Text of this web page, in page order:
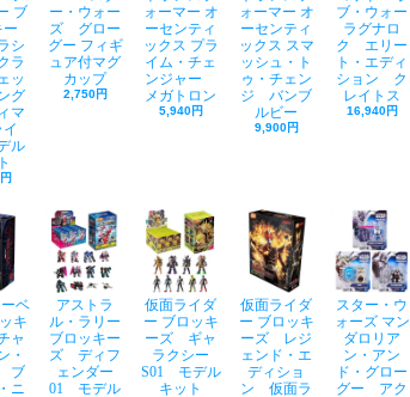
ブ
ー
シ
ラ
ッ
グ
マ
ル
ー・ウォー
ズ グロー
グー フィギ
ュア付マグ
カップ
2,750円
ォーマー オ
ーセンティ
ックス プラ
イム・チェ
ンジャー
メガトロン
5,940円
ォーマー オ
ーセンティ
ックス スマ
ッシュ・ト
ゥ・チェン
ジ バンブ
ルビー
9,900円
ブ・ウォー
ラグナロ
ク エリー
ト・エディ
ション ク
レイトス
16,940円
ベ
キ
ャ
・
ブ
ニ
アストラ
ル・ラリー
ブロッキー
ズ ディフ
ェンダー
01 モデル
仮面ライダ
ー ブロッキ
ーズ ギャ
ラクシー
S01 モデル
キット
仮面ライダ
ー ブロッキ
ーズ レジ
ェンド・エ
ディショ
ン 仮面ラ
スター・ウ
ォーズ マン
ダロリア
ン・アン
ド・グロー
グー アク